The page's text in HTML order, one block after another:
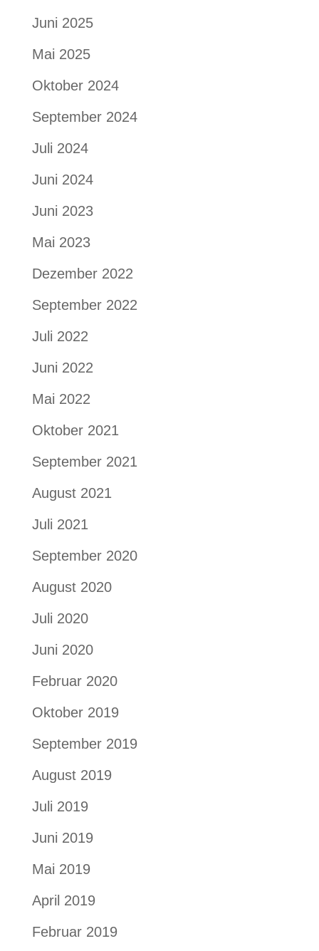
Juni 2025
Mai 2025
Oktober 2024
September 2024
Juli 2024
Juni 2024
Juni 2023
Mai 2023
Dezember 2022
September 2022
Juli 2022
Juni 2022
Mai 2022
Oktober 2021
September 2021
August 2021
Juli 2021
September 2020
August 2020
Juli 2020
Juni 2020
Februar 2020
Oktober 2019
September 2019
August 2019
Juli 2019
Juni 2019
Mai 2019
April 2019
Februar 2019